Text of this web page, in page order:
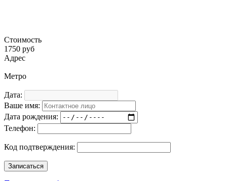
Стоимость
1750 руб
Адрес
Метро
Дата:
Ваше имя:
Дата рождения:
Телефон:
Код подтверждения: